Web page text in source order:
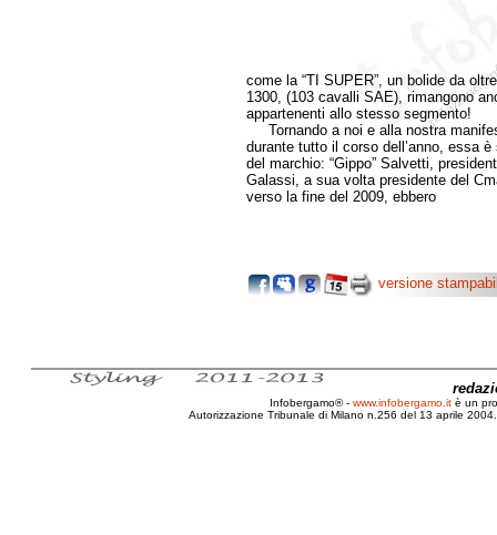
come la “TI SUPER”, un bolide da
1300, (103 cavalli SAE), rimangono
appartenenti allo stesso segmento!
Tornando a noi e alla nostra
durante tutto il corso dell’anno, essa
del marchio: “Gippo” Salvetti,
Galassi, a sua volta presidente del
verso la fine del 2009, ebbero
versione
Infobergamo® - www.infobergamo.it è un
Autorizzazione Tribunale di Milano n.256 del 13 aprile